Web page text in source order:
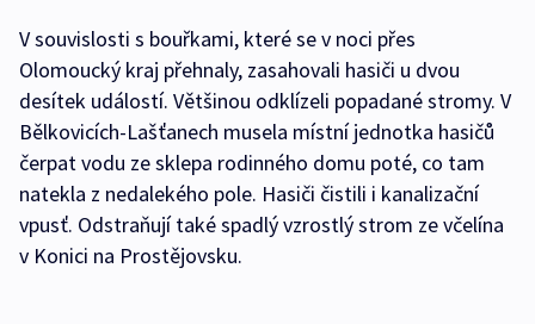
V souvislosti s bouřkami, které se v noci přes
Olomoucký kraj přehnaly, zasahovali hasiči u dvou
desítek událostí. Většinou odklízeli popadané stromy. V
Bělkovicích-Lašťanech musela místní jednotka hasičů
čerpat vodu ze sklepa rodinného domu poté, co tam
natekla z nedalekého pole. Hasiči čistili i kanalizační
vpusť. Odstraňují také spadlý vzrostlý strom ze včelína
v Konici na Prostějovsku.